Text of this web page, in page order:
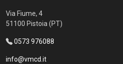
Via Fiume, 4
51100 Pistoia (PT)
0573 976088
info@vmcd.it